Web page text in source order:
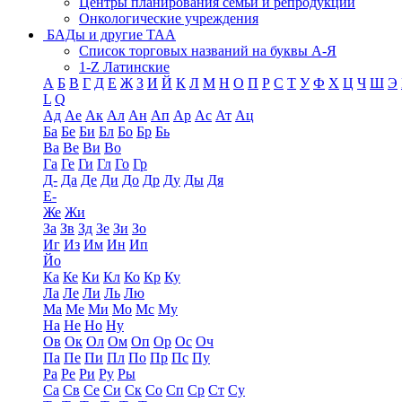
Онкологические учреждения
БАДы и другие ТАА
Список торговых названий на буквы А-Я
1-Z Латинские
А Б В Г Д Е Ж З И Й К Л М Н О П Р С Т У Ф Х Ц Ч Ш Э
L Q
Ад Ае Ак Ал Ан Ап Ар Ас Ат Ац
Ба Бе Би Бл Бо Бр Бь
Ва Ве Ви Во
Га Ге Ги Гл Го Гр
Д- Да Де Ди До Др Ду Ды Дя
Е-
Же Жи
За Зв Зд Зе Зи Зо
Иг Из Им Ин Ип
Йо
Ка Ке Ки Кл Ко Кр Ку
Ла Ле Ли Ль Лю
Ма Ме Ми Мо Мс Му
На Не Но Ну
Ов Ок Ол Ом Оп Ор Ос Оч
Па Пе Пи Пл По Пр Пс Пу
Ра Ре Ри Ру Ры
Са Св Се Си Ск Со Сп Ср Ст Су